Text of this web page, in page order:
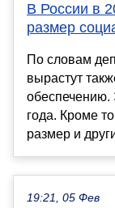
В России в
размер
По словам
вырастут
обеспечению.
года. Кроме
размер и
19:21, 05 Фев